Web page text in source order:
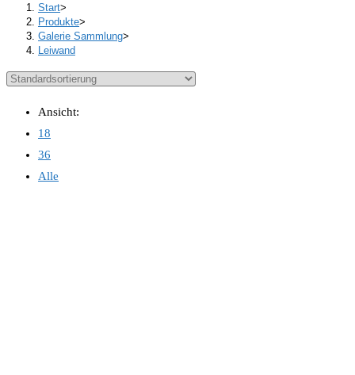
Start>
Produkte>
Galerie Sammlung>
Leiwand
Ansicht:
18
36
Alle